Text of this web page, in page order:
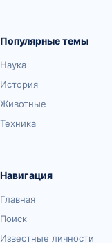
Популярные темы
Наука
История
Животные
Техника
Навигация
Главная
Поиск
Известные личности